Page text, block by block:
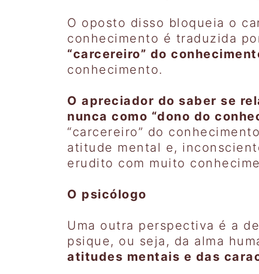
O oposto disso bloqueia o
conhecimento é traduzida
“carcereiro” do
conhecimento.
O apreciador do saber se
nunca como “dono do
“carcereiro” do
atitude mental e,
erudito com muito
O psicólogo
Uma outra perspectiva é a
psique, ou seja, da alma
atitudes mentais e das